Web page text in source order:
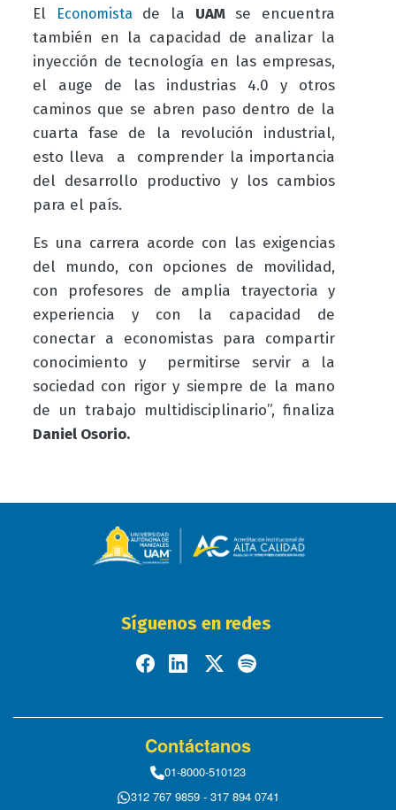
El Economistade la UAMse encuentra
también en la capacidad de analizar la
inyección de tecnología en las empresas,
el auge de las industrias 4.0 y otros
caminos que se abren paso dentro de la
cuarta fase de la revolución industrial,
esto lleva a comprender la importancia
del desarrollo productivo y los cambios
para el país.
Es una carrera acorde con las exigencias
del mundo, con opciones de movilidad,
con profesores de amplia trayectoria y
experiencia y con la capacidad de
conectar a economistas para compartir
conocimiento y permitirse servir a la
sociedad con rigor y siempre de la mano
de un trabajo multidisciplinario”, finaliza
Daniel Osorio.
Síguenos en redes
Contáctanos
01-8000-510123
312 767 9859 - 317 894 0741